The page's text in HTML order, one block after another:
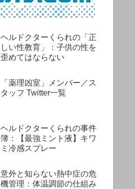
ヘルドクターくられの「正
しい性教育」：子供の性を
歪めてはならない
「薬理凶室」メンバー／ス
タッフ Twitter一覧
ヘルドクターくられの事件
簿：【最強ミント液】キワ
ミ冷感スプレー
意外と知らない熱中症の危
機管理：体温調節の仕組み